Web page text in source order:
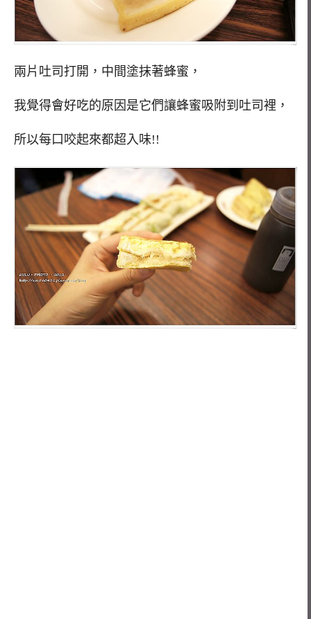
兩片吐司打開，中間塗抹著蜂蜜，
我覺得會好吃的原因是它們讓蜂蜜吸附到吐司裡，
所以每口咬起來都超入味!!